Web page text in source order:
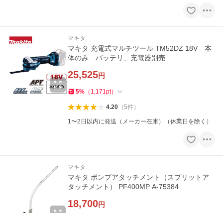
マキタ
マキタ 充電式マルチツール TM52DZ 18V 本
体のみ バッテリ、充電器別売
25,525円
5% （ 1,171pt）
4.20（5件）
1〜2日以内に発送（メーカー在庫）（休業日を除く）
マキタ
マキタ ポンプアタッチメント（スプリットア
タッチメント） PF400MP A-75384
18,700円